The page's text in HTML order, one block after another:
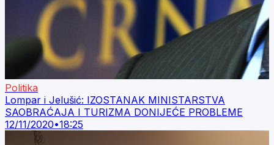
Politika
Lompar i Jelušić: IZOSTANAK MINISTARSTVA
SAOBRAĆAJA I TURIZMA DONIJEĆE PROBLEME
12/11/2020•18:25